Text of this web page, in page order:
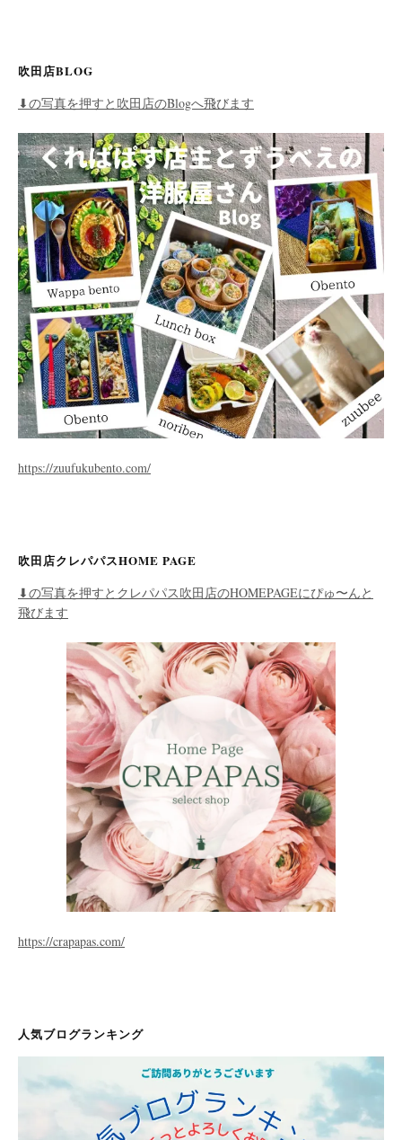
吹田店BLOG
⬇︎の写真を押すと吹田店のBlogへ飛びます
https://zuufukubento.com/
吹田店クレパパスHOME PAGE
⬇︎の写真を押すとクレパパス吹田店のHOMEPAGEにぴゅ〜んと
飛びます
https://crapapas.com/
人気ブログランキング